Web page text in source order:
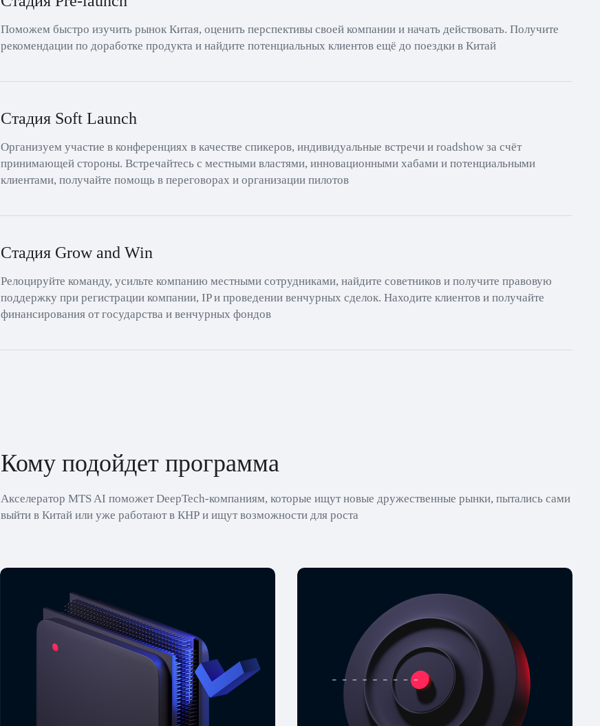
Поможем быстро изучить рынок Китая, оценить перспективы своей компании и начать действовать. Получите
рекомендации по доработке продукта и найдите потенциальных клиентов ещё до поездки в Китай
Стадия Soft Launch
Организуем участие в конференциях в качестве спикеров, индивидуальные встречи и roadshow за счёт
принимающей стороны. Встречайтесь с местными властями, инновационными хабами и потенциальными
клиентами, получайте помощь в переговорах и организации пилотов
Стадия Grow and Win
Релоцируйте команду, усильте компанию местными сотрудниками, найдите советников и получите правовую
поддержку при регистрации компании, IP и проведении венчурных сделок. Находите клиентов и получайте
финансирования от государства и венчурных фондов
Кому подойдет программа
Акселератор MTS AI поможет DeepTech-компаниям, которые ищут новые дружественные рынки, пытались сами
выйти в Китай или уже работают в КНР и ищут возможности для роста